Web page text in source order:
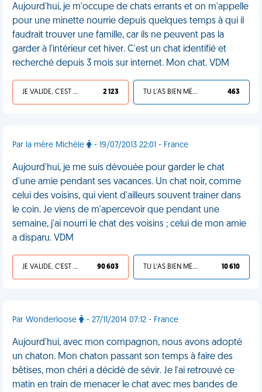
Aujourd'hui, je m'occupe de chats errants et on m'appelle
pour une minette nourrie depuis quelques temps à qui il
faudrait trouver une famille, car ils ne peuvent pas la
garder à l'intérieur cet hiver. C'est un chat identifié et
recherché depuis 3 mois sur internet. Mon chat. VDM
JE VALIDE, C'EST UNE VDM 2 123 TU L'AS BIEN MÉRITÉ 463
Par la mère Michèle - 19/07/2013 22:01 - France
Aujourd'hui, je me suis dévouée pour garder le chat
d'une amie pendant ses vacances. Un chat noir, comme
celui des voisins, qui vient d'ailleurs souvent trainer dans
le coin. Je viens de m'apercevoir que pendant une
semaine, j'ai nourri le chat des voisins ; celui de mon amie
a disparu. VDM
JE VALIDE, C'EST UNE VDM 90 603 TU L'AS BIEN MÉRITÉ 10 610
Par Wonderloose - 27/11/2014 07:12 - France
Aujourd'hui, avec mon compagnon, nous avons adopté
un chaton. Mon chaton passant son temps à faire des
bêtises, mon chéri a décidé de sévir. Je l'ai retrouvé ce
matin en train de menacer le chat avec mes bandes de